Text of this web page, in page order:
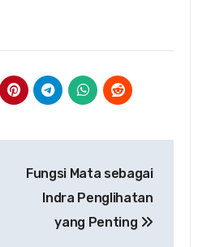
Fungsi Mata sebagai
Indra Penglihatan
yang Penting